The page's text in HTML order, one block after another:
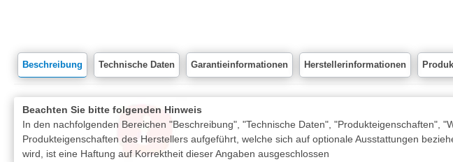
Beschreibung Technische Daten Garantieinformationen Herstellerinformationen
Beachten Sie bitte folgenden Hinweis
In den nachfolgenden Bereichen "Beschreibung", "Technische Daten", "Produkteigenschaften",
Produkteigenschaften des Herstellers aufgeführt, welche sich auf optionale Ausstattungen
wird, ist eine Haftung auf Korrektheit dieser Angaben ausgeschlossen